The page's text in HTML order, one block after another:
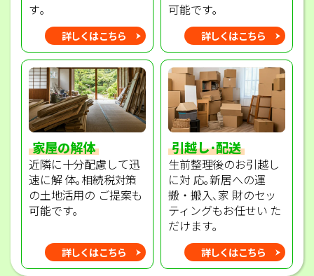
す｡
詳しくはこちら
可能です｡
詳しくはこちら
家屋の解体
近隣に十分配慮して迅
速に解 体｡相続税対策
の土地活用の ご提案も
可能です｡
詳しくはこちら
引越し･配送
生前整理後のお引越し
に対 応｡新居への運
搬・搬入､家 財のセッ
ティングもお任せい た
だけます｡
詳しくはこちら